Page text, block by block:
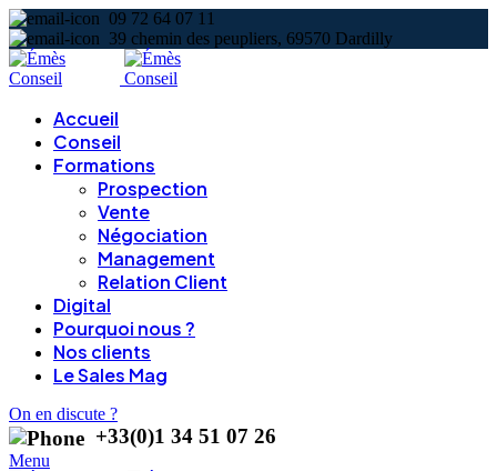
09 72 64 07 11
39 chemin des peupliers, 69570 Dardilly
Accueil
Conseil
Formations
Prospection
Vente
Négociation
Management
Relation Client
Digital
Pourquoi nous ?
Nos clients
Le Sales Mag
On en discute ?
+33(0)1 34 51 07 26
Menu